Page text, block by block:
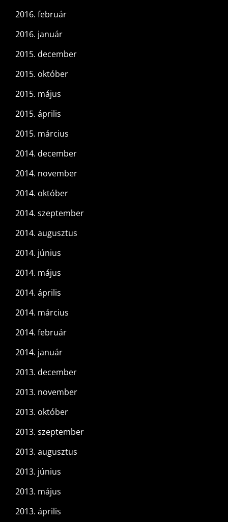
2016. február
2016. január
2015. december
2015. október
2015. május
2015. április
2015. március
2014. december
2014. november
2014. október
2014. szeptember
2014. augusztus
2014. június
2014. május
2014. április
2014. március
2014. február
2014. január
2013. december
2013. november
2013. október
2013. szeptember
2013. augusztus
2013. június
2013. május
2013. április